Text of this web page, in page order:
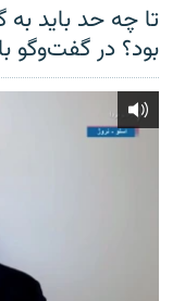
تا چه حد باید
بود؟ در گفت‌وگو